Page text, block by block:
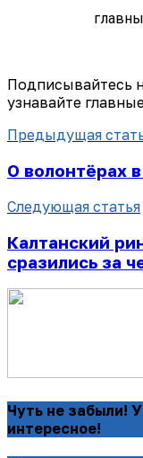
Подписывайтесь
узнавайте
Предыдущая
О волонтёрах
Следующая статья
Калтанский
сразились за
Чуть не забыли!
интересное!